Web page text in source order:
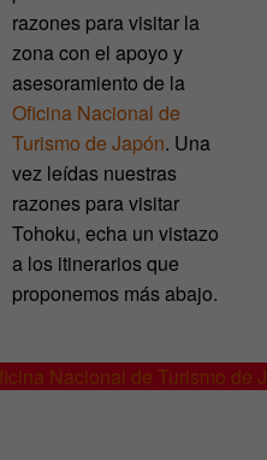
razones para visitar la
zona con el apoyo y
asesoramiento de la
Oficina Nacional de
Turismo de Japón. Una
vez leídas nuestras
razones para visitar
Tohoku, echa un vistazo
a los itinerarios que
proponemos más abajo.
Nacional de Turismo de